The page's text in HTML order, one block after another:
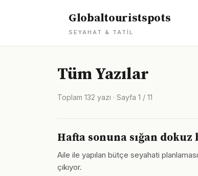
Globaltouristspots
SEYAHAT & TATIL
Tüm Yazılar
Toplam 132 yazı · Sayfa 1 / 11
Hafta sonuna sığan
Aile ile yapılan bütçe seyahati
çıkıyor.